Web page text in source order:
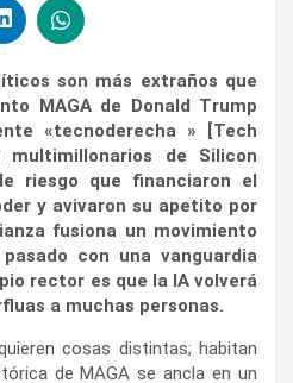
son más extraños que
MAGA de Donald Trump
«tecnoderecha » [Tech
de Silicon
riesgo que financiaron el
y avivaron su apetito por
fusiona un movimiento
con una vanguardia
rector es que la IA volverá
a muchas personas.
cosas distintas; habitan
de MAGA se ancla en un